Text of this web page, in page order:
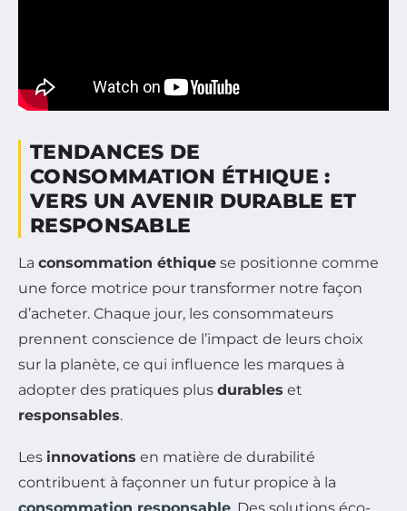
TENDANCES DE
CONSOMMATION ÉTHIQUE :
VERS UN AVENIR DURABLE ET
RESPONSABLE
La consommation éthique se positionne comme
une force motrice pour transformer notre façon
d’acheter. Chaque jour, les consommateurs
prennent conscience de l’impact de leurs choix
sur la planète, ce qui influence les marques à
adopter des pratiques plus durables et
responsables.
Les innovations en matière de durabilité
contribuent à façonner un futur propice à la